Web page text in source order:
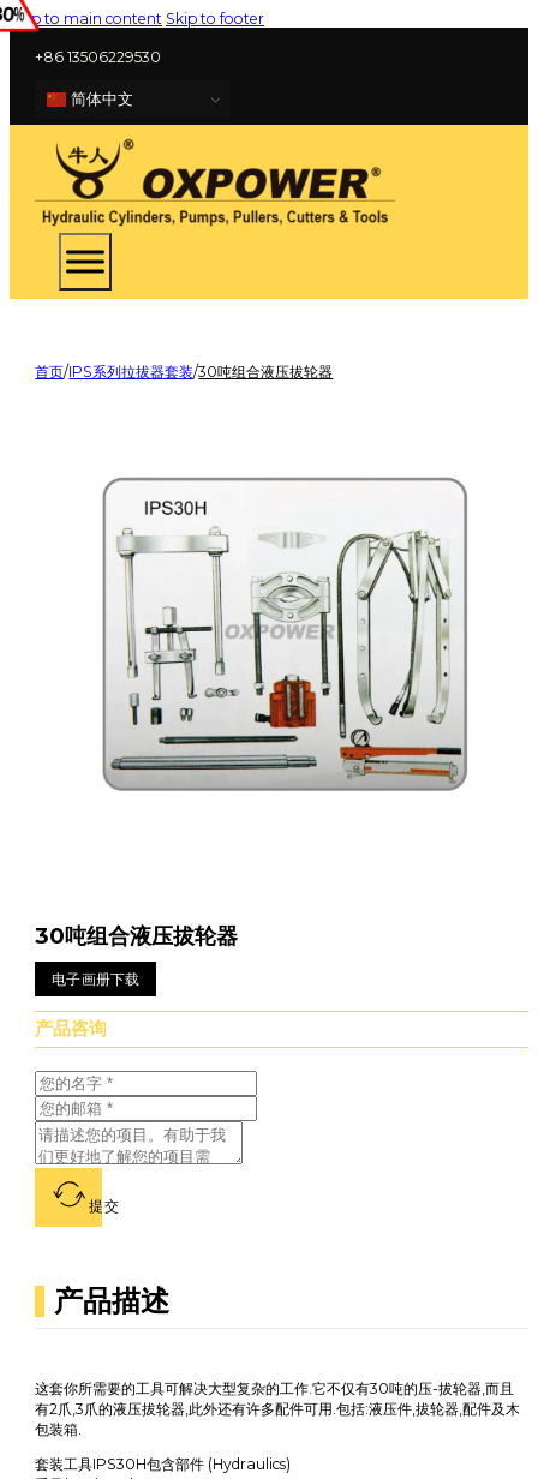
Skip to main content Skip to footer
+86 13506229530
简体中文
首页/IPS系列拉拔器套装/30吨组合液压拔轮器
30吨组合液压拔轮器
电子画册下载
产品咨询
提交
产品描述
这套你所需要的工具可解决大型复杂的工作.它不仅有30吨的压-拔轮器,而且
有2爪,3爪的液压拔轮器,此外还有许多配件可用.包括:液压件,拔轮器,配件及木
包装箱.
套装工具IPS30H包含部件 (Hydraulics)